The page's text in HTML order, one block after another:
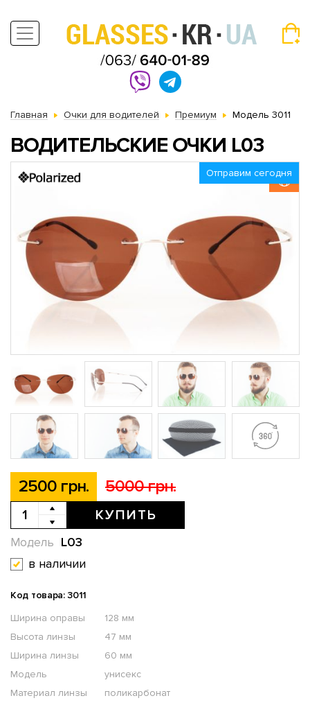
Главная Очки для водителей Премиум Модель 3011
ВОДИТЕЛЬСКИЕ ОЧКИ L03
Отправим сегодня
2500 грн. 5000 грн.
КУПИТЬ
L03
Модель
в наличии
Код товара: 3011
Ширина оправы
128 мм
Высота линзы
47 мм
Ширина линзы
60 мм
Модель
унисекс
Материал линзы
поликарбонат